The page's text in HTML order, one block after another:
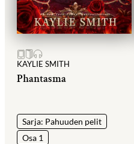
KAYLIE SMITH
Phantasma
Sarja: Pahuuden pelit
Osa 1